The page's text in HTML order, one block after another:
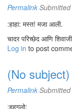
Permalink
:हाहा: मस्त! मजा आली.
चादर परिच्छेद आणि
Log in to post
(No subject)
Permalink
:हहगलो: